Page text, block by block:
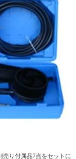
売り付属品7点をセットに